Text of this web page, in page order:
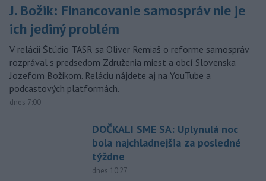
J. Božik: Financovanie samospráv nie je
ich jediný problém
V relácii Štúdio TASR sa Oliver Remiaš o reforme samospráv
rozprával s predsedom Združenia miest a obcí Slovenska
Jozefom Božikom. Reláciu nájdete aj na YouTube a
podcastových platformách.
dnes 7:00
DOČKALI SME SA: Uplynulá noc
bola najchladnejšia za posledné
týždne
dnes 10:27